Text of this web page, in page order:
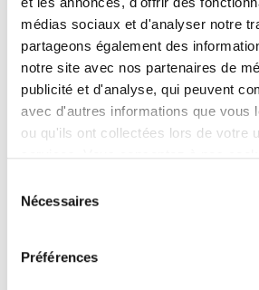
médias sociaux et d'analyser notre
partageons également des
notre site avec nos partenaires de
publicité et d'analyse, qui peuvent
avec d'autres informations que vous
ou qu'ils ont collectées lors de votre
Nécessaires
Préférences